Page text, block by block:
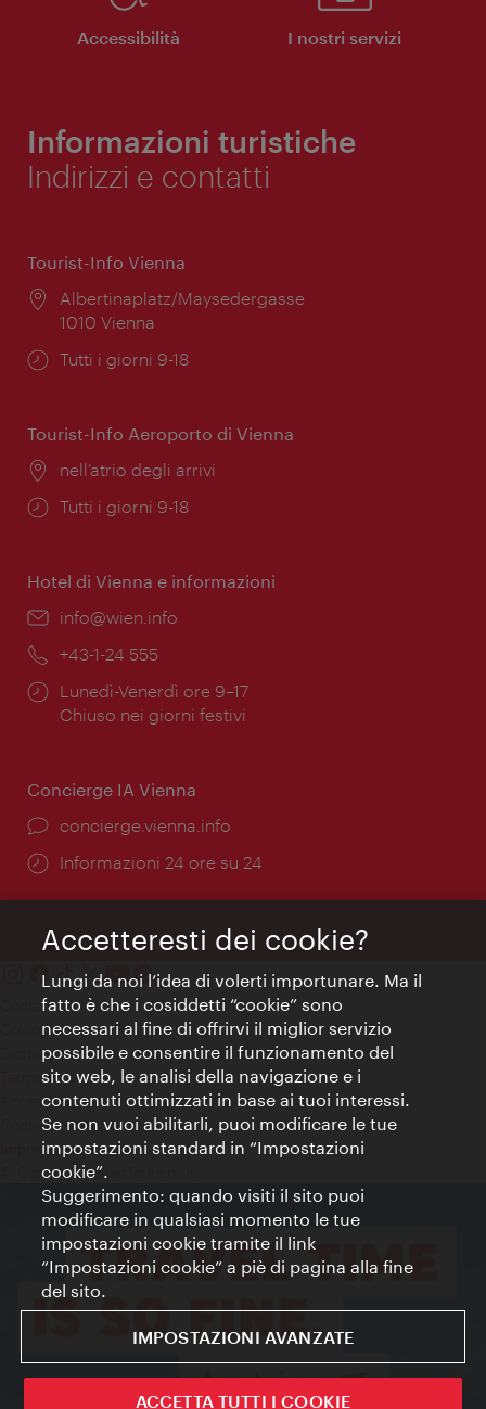
Accessibilità I nostri servizi
Informazioni turistiche
Indirizzi e contatti
Tourist-Info Vienna
Posizione:
Albertinaplatz/Maysedergasse
1010 Vienna
Orari
Tutti i giorni 9-18
Tourist-Info Aeroporto di Vienna
Posizione:
nell’atrio degli arrivi
Orari
Tutti i giorni 9-18
Hotel di Vienna e informazioni
Email:
info@wien.info
Telefono:
+43-1-24 555
Orari
di
Lunedì-Venerdì ore 9–17
Chiuso nei giorni festivi
Concierge IA Vienna
Ort:
concierge.vienna.info
Öffnungszeiten:
Informazioni 24 ore su 24
Contatti
Colophon
Dichiarazione sulla protezione dei dati
Terms of Use
Accessibilità
Contatto stampa
Impostazioni cookie
© Copyright WienTourismus
Accetteresti dei cookie?
Lungi da noi l’idea di volerti importunare. Ma il
fatto è che i cosiddetti “cookie” sono
necessari al fine di offrirvi il miglior servizio
possibile e consentire il funzionamento del
sito web, le analisi della navigazione e i
contenuti ottimizzati in base ai tuoi interessi.
Se non vuoi abilitarli, puoi modificare le tue
impostazioni standard in “Impostazioni
cookie”.
Suggerimento: quando visiti il sito puoi
modificare in qualsiasi momento le tue
impostazioni cookie tramite il link
“Impostazioni cookie” a piè di pagina alla fine
del sito.
IMPOSTAZIONI AVANZATE
ACCETTA TUTTI I COOKIE